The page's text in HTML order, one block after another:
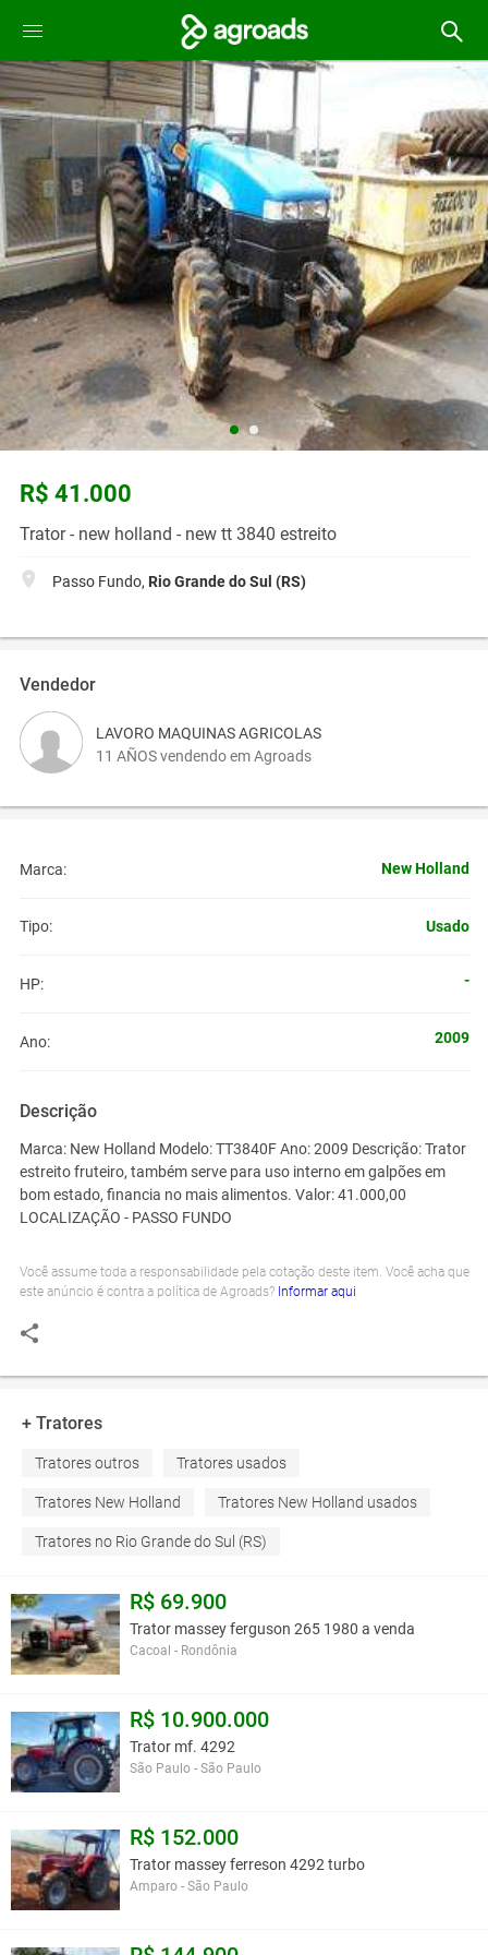
R$ 41.000
Trator - new holland - new tt 3840 estreito
Passo Fundo, Rio Grande do Sul (RS)
Vendedor
LAVORO MAQUINAS AGRICOLAS
11 AÑOS vendendo em Agroads
Marca: New Holland
Tipo: Usado
HP: -
Ano: 2009
Descrição
Marca: New Holland Modelo: TT3840F Ano: 2009 Descrição: Trator
estreito fruteiro, também serve para uso interno em galpões em
bom estado, financia no mais alimentos. Valor: 41.000,00
LOCALIZAÇÃO - PASSO FUNDO
Você assume toda a responsabilidade pela cotação deste item. Você acha que
este anúncio é contra a política de Agroads? Informar aqui
+ Tratores
Tratores outros Tratores usados
Tratores New Holland Tratores New Holland usados
Tratores no Rio Grande do Sul (RS)
R$ 69.900
Trator massey ferguson 265 1980 a venda
Cacoal - Rondônia
R$ 10.900.000
Trator mf. 4292
São Paulo - São Paulo
R$ 152.000
Trator massey ferreson 4292 turbo
Amparo - São Paulo